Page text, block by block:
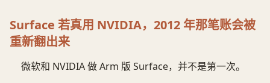
Surface 若真用 NVIDIA，2012 年那笔账会被
重新翻出来
微软和 NVIDIA 做 Arm 版 Surface，并不是第一次。